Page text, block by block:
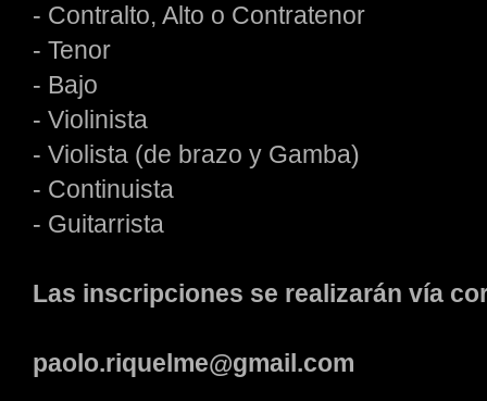
- Contralto, Alto o Contratenor
- Tenor
- Bajo
- Violinista
- Violista (de brazo y Gamba)
- Continuista
- Guitarrista
Las inscripciones se realizarán vía
paolo.riquelme@gmail.com